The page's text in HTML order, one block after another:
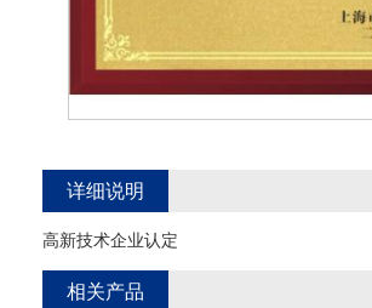
详细说明
高新技术企业认定
相关产品